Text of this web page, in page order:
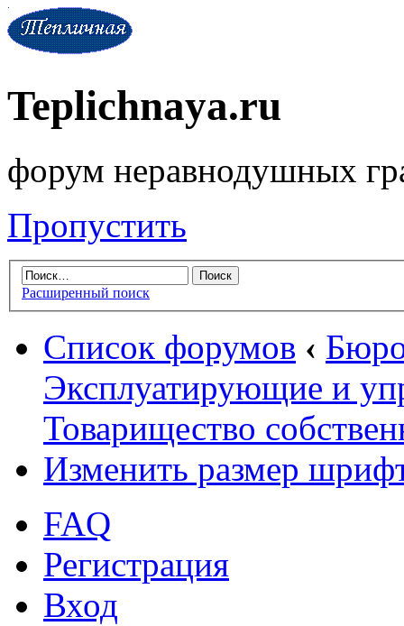
Teplichnaya.ru
форум неравнодушных
Пропустить
Расширенный поиск
Список форумов ‹
Эксплуатирующие и
Товарищество
Изменить размер
FAQ
Регистрация
Вход